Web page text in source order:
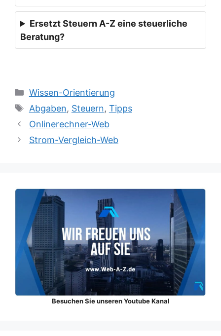
Ersetzt Steuern A-Z eine steuerliche
Beratung?
Kategorien
Wissen-Orientierung
Schlagwörter
Abgaben, Steuern, Tipps
Onlinerechner-Web
Strom-Vergleich-Web
Besuchen Sie unseren Youtube Kanal